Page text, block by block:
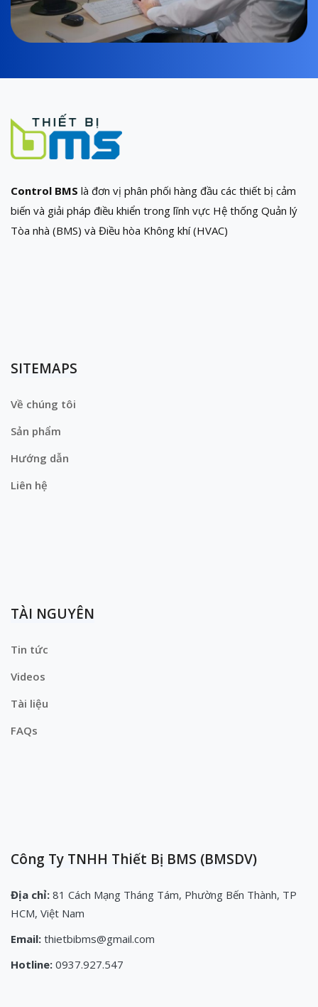
Control BMS là đơn vị phân phối hàng đầu các thiết bị cảm
biến và giải pháp điều khiển trong lĩnh vực Hệ thống Quản lý
Tòa nhà (BMS) và Điều hòa Không khí (HVAC)
SITEMAPS
Về chúng tôi
Sản phẩm
Hướng dẫn
Liên hệ
TÀI NGUYÊN
Tin tức
Videos
Tài liệu
FAQs
Công Ty TNHH Thiết Bị BMS (BMSDV)
Địa chỉ: 81 Cách Mạng Tháng Tám, Phường Bến Thành, TP
HCM, Việt Nam
Email: thietbibms@gmail.com
Hotline: 0937.927.547